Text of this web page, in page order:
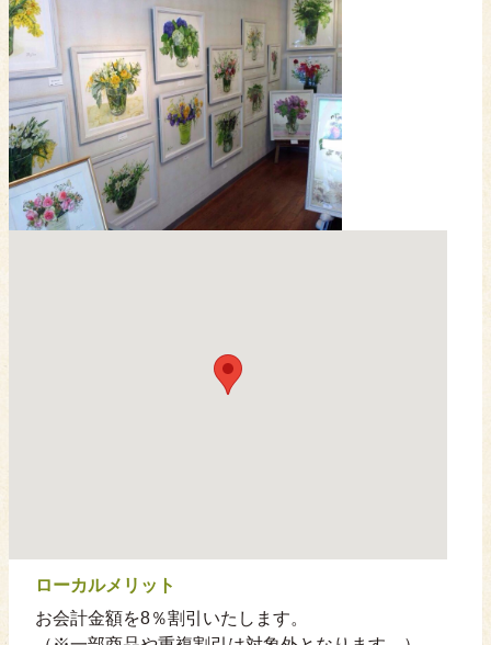
ローカルメリット
お会計金額を8％割引いたします。